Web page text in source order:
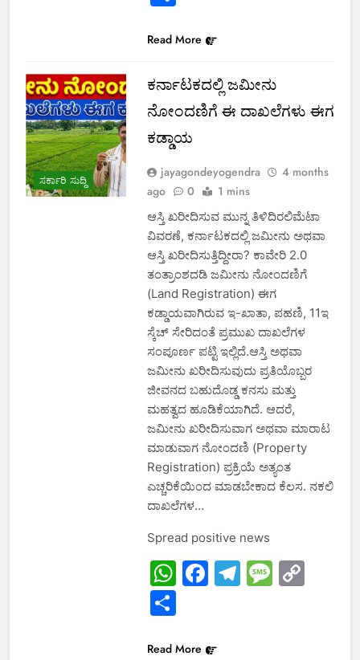
Read More
ಸರ್ಕಾರಿ ಸುದ್ದಿ
ಕರ್ನಾಟಕದಲ್ಲಿ ಜಮೀನು
ನೋಂದಣಿಗೆ ಈ ದಾಖಲೆಗಳು ಈಗ
ಕಡ್ಡಾಯ
jayagondeyogendra
4 months
ago
0 1 mins
ಆಸ್ತಿ ಖರೀದಿಸುವ ಮುನ್ನ ತಿಳಿದಿರಲಿಮೆಟಾ
ವಿವರಣೆ, ಕರ್ನಾಟಕದಲ್ಲಿ ಜಮೀನು ಅಥವಾ
ಆಸ್ತಿ ಖರೀದಿಸುತ್ತಿದ್ದೀರಾ? ಕಾವೇರಿ 2.0
ತಂತ್ರಾಂಶದಡಿ ಜಮೀನು ನೋಂದಣಿಗೆ
(Land Registration) ಈಗ
ಕಡ್ಡಾಯವಾಗಿರುವ ಇ-ಖಾತಾ, ಪಹಣಿ, 11ಇ
ಸ್ಕೆಚ್ ಸೇರಿದಂತೆ ಪ್ರಮುಖ ದಾಖಲೆಗಳ
ಸಂಪೂರ್ಣ ಪಟ್ಟಿ ಇಲ್ಲಿದೆ.ಆಸ್ತಿ ಅಥವಾ
ಜಮೀನು ಖರೀದಿಸುವುದು ಪ್ರತಿಯೊಬ್ಬರ
ಜೀವನದ ಬಹುದೊಡ್ಡ ಕನಸು ಮತ್ತು
ಮಹತ್ವದ ಹೂಡಿಕೆಯಾಗಿದೆ. ಆದರೆ,
ಜಮೀನು ಖರೀದಿಸುವಾಗ ಅಥವಾ ಮಾರಾಟ
ಮಾಡುವಾಗ ನೋಂದಣಿ (Property
Registration) ಪ್ರಕ್ರಿಯೆ ಅತ್ಯಂತ
ಎಚ್ಚರಿಕೆಯಿಂದ ಮಾಡಬೇಕಾದ ಕೆಲಸ. ನಕಲಿ
ದಾಖಲೆಗಳ…
Spread positive news
WhatsApp
Facebook
Telegram
Share
Read More